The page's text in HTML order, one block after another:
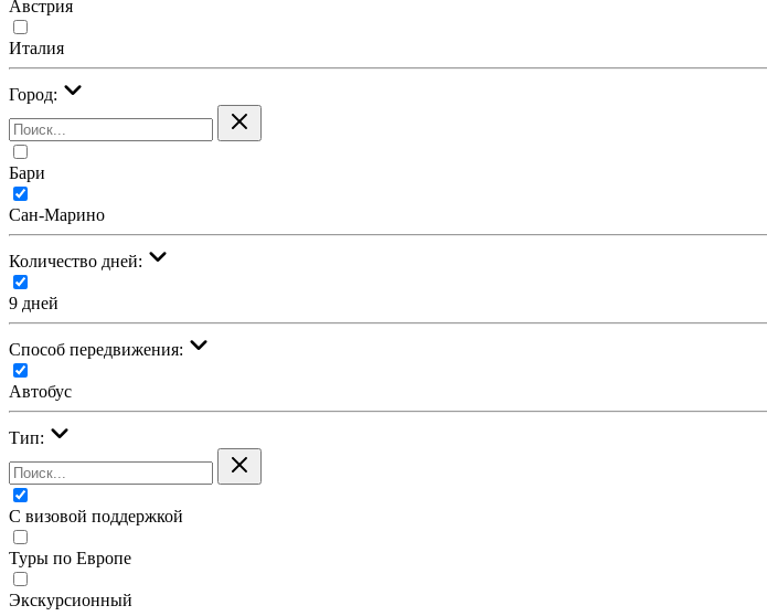
Австрия
Италия
Город:
Бари
Сан-Марино
Количество дней:
9 дней
Cпособ передвижения:
Автобус
Тип:
С визовой поддержкой
Туры по Европе
Экскурсионный